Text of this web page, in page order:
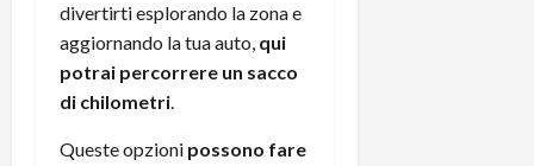
divertirti esplorando la zona e
aggiornando la tua auto, qui
potrai percorrere un sacco
di chilometri.
Queste opzioni possono fare